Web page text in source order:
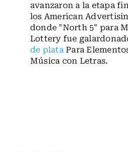
avanzaron a la etapa
los American
donde "North 5" para
Lottery fue
de plataPara
Música con Letras.